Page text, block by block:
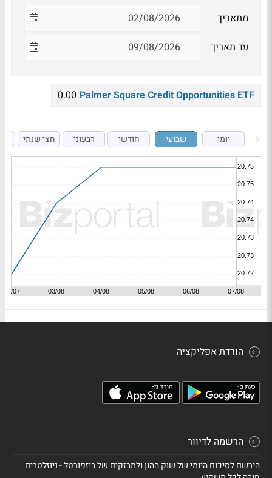
מתאריך
עד תאריך
Palmer Square Credit Opportunities ETF
0.00
יומי שבועי חודשי רבעוני חצי שנתי
הורדת אפליקציה
הרשמה לדיוור
הירשם לסיכום היומי של שוק ההון ולמבזקים של ביזפורטל - ניוזלטרים